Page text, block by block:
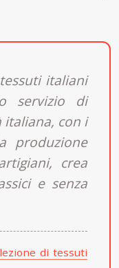
italiani
servizio di
con i
produzione
crea
e senza
di tessuti